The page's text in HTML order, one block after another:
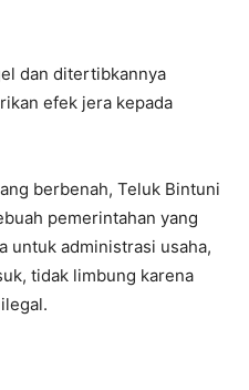
dan ditertibkannya
efek jera kepada
berbenah, Teluk Bintuni
pemerintahan yang
untuk administrasi usaha,
tidak limbung karena